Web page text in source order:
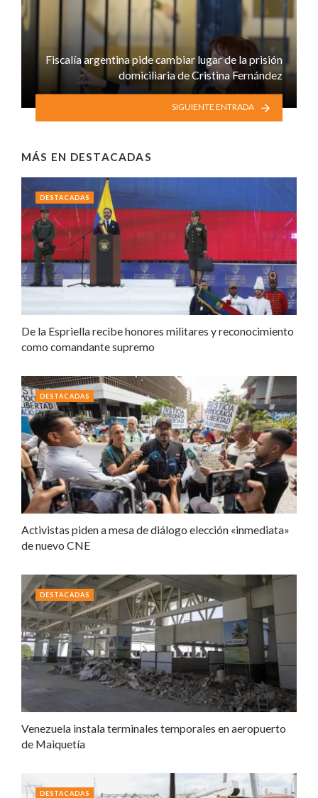
Fiscalía argentina pide cambiar lugar de la prisión
domiciliaria de Cristina Fernández
SIGUIENTE ENTRADA
MÁS EN DESTACADAS
De la Espriella recibe honores militares y reconocimiento
como comandante supremo
DESTACADAS
Activistas piden a mesa de diálogo elección «inmediata»
de nuevo CNE
DESTACADAS
Venezuela instala terminales temporales en aeropuerto
de Maiquetía
DESTACADAS
DESTACADAS